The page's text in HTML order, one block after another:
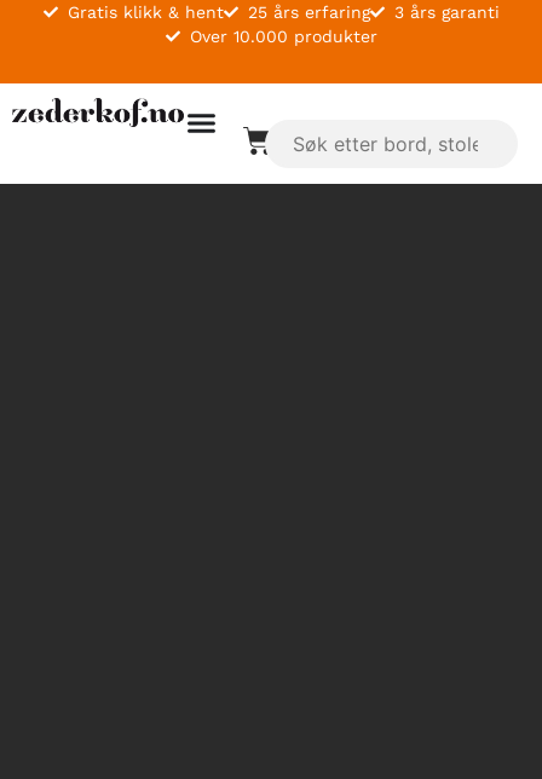
Gratis klikk & hent 25 års erfaring
3 års garanti
Over 10.000 produkter